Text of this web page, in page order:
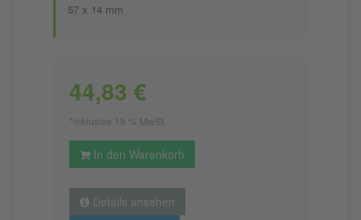
57 x 14 mm
44,83 €
*inklusive 19 % MwSt.
In den Warenkorb
Details ansehen